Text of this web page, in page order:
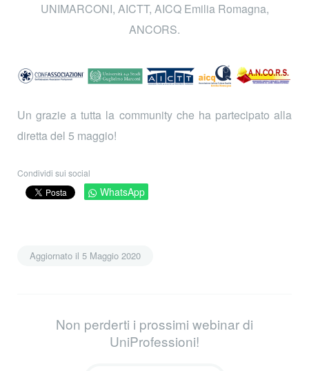
UNIMARCONI, AICTT, AICQ Emilia Romagna,
ANCORS.
Un grazie a tutta la community che ha partecipato alla
diretta del 5 maggio!
Condividi sui social
WhatsApp
Aggiornato il 5 Maggio 2020
Non perderti i prossimi webinar di
UniProfessioni!